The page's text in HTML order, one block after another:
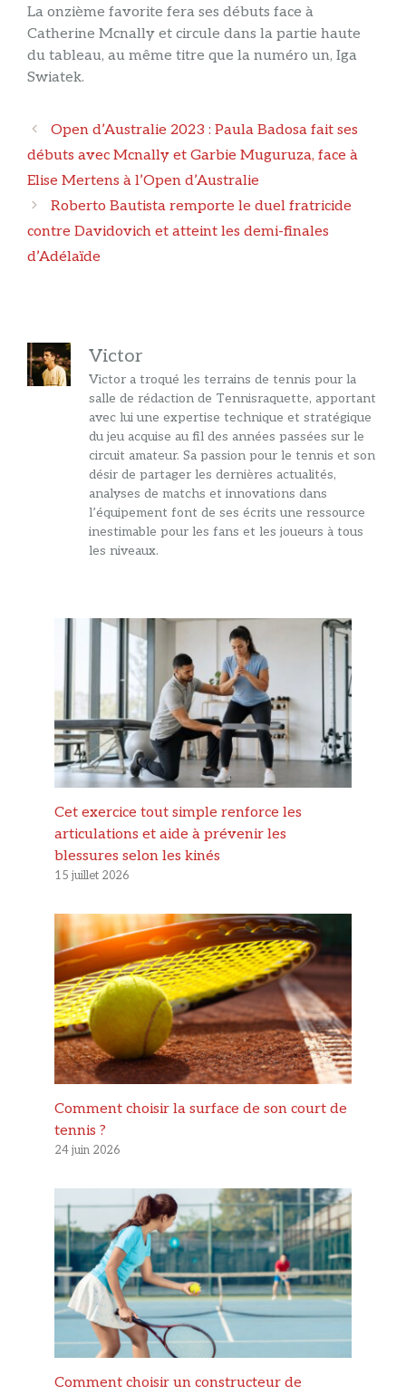
La onzième favorite fera ses débuts face à
Catherine Mcnally et circule dans la partie haute
du tableau, au même titre que la numéro un, Iga
Swiatek.
Navigation
des
articles
Open d’Australie 2023 : Paula Badosa fait ses
débuts avec Mcnally et Garbie Muguruza, face à
Elise Mertens à l’Open d’Australie
Roberto Bautista remporte le duel fratricide
contre Davidovich et atteint les demi-finales
d’Adélaïde
Victor
Victor a troqué les terrains de tennis pour la
salle de rédaction de Tennisraquette, apportant
avec lui une expertise technique et stratégique
du jeu acquise au fil des années passées sur le
circuit amateur. Sa passion pour le tennis et son
désir de partager les dernières actualités,
analyses de matchs et innovations dans
l’équipement font de ses écrits une ressource
inestimable pour les fans et les joueurs à tous
les niveaux.
Cet exercice tout simple renforce les
articulations et aide à prévenir les
blessures selon les kinés
15 juillet 2026
Comment choisir la surface de son court de
tennis ?
24 juin 2026
Comment choisir un constructeur de